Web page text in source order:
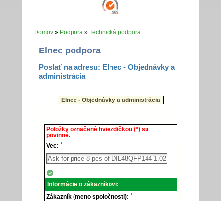
Domov » Podpora » Technická podpora
Elnec podpora
Poslať na adresu: Elnec - Objednávky a
administrácia
Elnec - Objednávky a administrácia
Elnec
Technická
podpora.
Položky označené hviezdičkou (*) sú
povinné.
Vec: *
Informácie o zákazníkovi:
Zákazník (meno spoločnosti): *